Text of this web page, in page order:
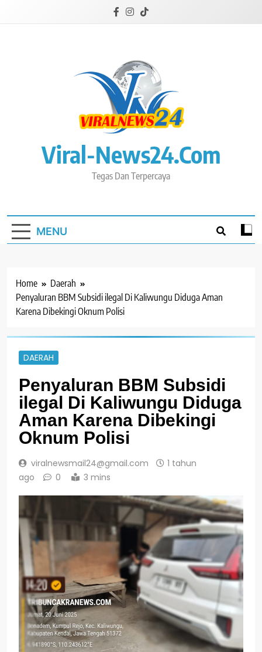
Viral-News24.com
Tegas Dan Terpercaya
MENU
Home
Daerah
Penyaluran BBM Subsidi ilegal Di Kaliwungu Diduga Aman
Karena Dibekingi Oknum Polisi
DAERAH
Penyaluran BBM Subsidi
ilegal Di Kaliwungu Diduga
Aman Karena Dibekingi
Oknum Polisi
viralnewsmail24@gmail.com
1 tahun
ago
0 3 mins